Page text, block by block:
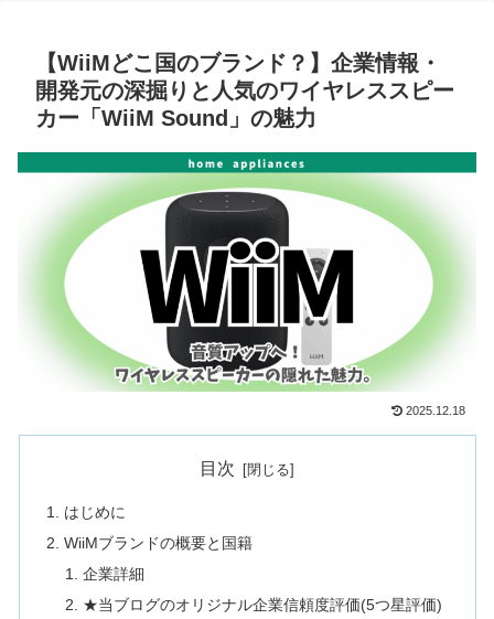
【WiiMどこ国のブランド？】企業情報・
開発元の深掘りと人気のワイヤレススピー
カー「WiiM Sound」の魅力
2025.12.18
目次
はじめに
WiiMブランドの概要と国籍
企業詳細
★当ブログのオリジナル企業信頼度評価(5つ星評価)